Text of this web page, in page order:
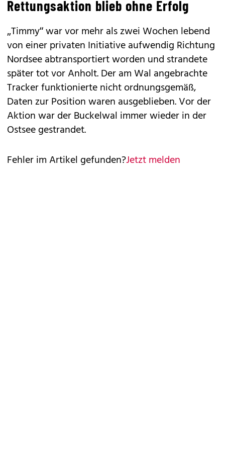
Rettungsaktion blieb ohne Erfolg
„Timmy“ war vor mehr als zwei Wochen lebend
von einer privaten Initiative aufwendig Richtung
Nordsee abtransportiert worden und strandete
später tot vor Anholt. Der am Wal angebrachte
Tracker funktionierte nicht ordnungsgemäß,
Daten zur Position waren ausgeblieben. Vor der
Aktion war der Buckelwal immer wieder in der
Ostsee gestrandet.
Fehler im Artikel gefunden?Jetzt melden